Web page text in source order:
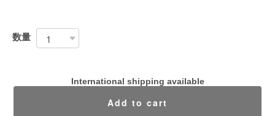
数量
International shipping available
Add to cart